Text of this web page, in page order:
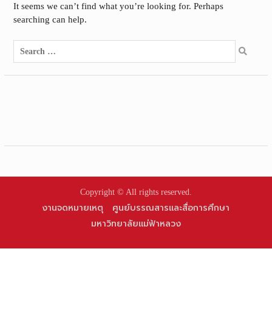
It seems we can’t find what you’re looking for. Perhaps
searching can help.
Search
for:
Copyright © All rights reserved.
งานจดหมายเหตุ
ศูนย์บรรณสารและสื่อการศึกษา
มหาวิทยาลัยแม่ฟ้าหลวง